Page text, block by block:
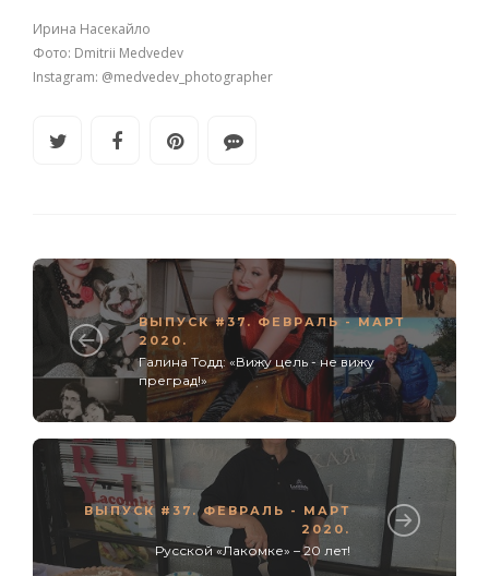
Ирина Насекайло
Фото: Dmitrii Medvedev
Instagram: @medvedev_photographer
ВЫПУСК #37. ФЕВРАЛЬ - МАРТ
2020.
Галина Тодд: «Вижу цель - не вижу
преград!»
ВЫПУСК #37. ФЕВРАЛЬ - МАРТ
2020.
Русской «Лакомке» – 20 лет!